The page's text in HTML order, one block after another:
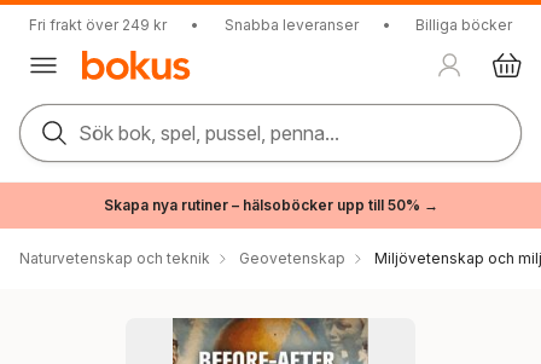
Fri frakt över 249 kr • Snabba leveranser • Billiga böcker
Sök bok, spel, pussel, penna...
Skapa nya rutiner – hälsoböcker upp till 50% →
Naturvetenskap och teknik Geovetenskap Miljövetenskap och